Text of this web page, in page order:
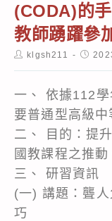
(CODA)的
教師踴躍參
Postklgsh211
Post
一、 依據112學
要普通型高級中
二、 目的：提
國教課程之推動
三、 研習資訊
(一) 講題：聾
巧